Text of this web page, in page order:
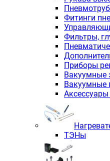
Фитинги
Фильтры,
Приборы
Вакуумные
Вакуумные
ТЭНы